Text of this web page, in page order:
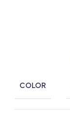
COLOR